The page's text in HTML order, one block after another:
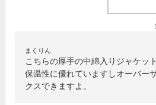
まくりん
こちらの厚手の中綿入りジャケッ
保温性に優れていますしオーバー
クスできますよ。